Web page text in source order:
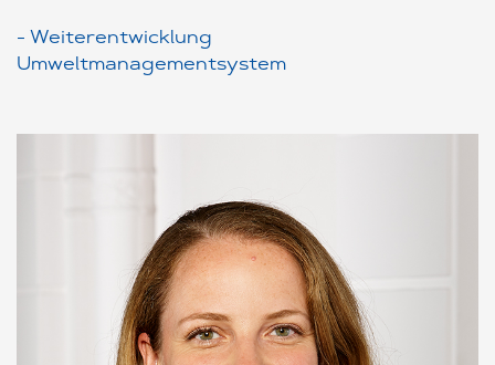
- Weiterentwicklung
Umweltmanagementsystem